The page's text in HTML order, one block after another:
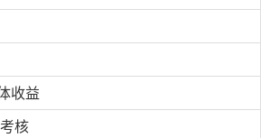
收益
核